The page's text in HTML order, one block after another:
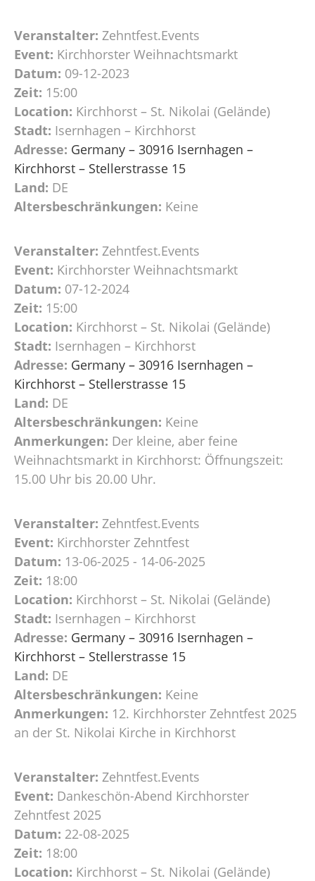
Veranstalter: Zehntfest.Events
Event: Kirchhorster Weihnachtsmarkt
Datum: 09-12-2023
Zeit: 15:00
Location: Kirchhorst – St. Nikolai (Gelände)
Stadt: Isernhagen – Kirchhorst
Adresse: Germany – 30916 Isernhagen –
Kirchhorst – Stellerstrasse 15
Land: DE
Altersbeschränkungen: Keine
Veranstalter: Zehntfest.Events
Event: Kirchhorster Weihnachtsmarkt
Datum: 07-12-2024
Zeit: 15:00
Location: Kirchhorst – St. Nikolai (Gelände)
Stadt: Isernhagen – Kirchhorst
Adresse: Germany – 30916 Isernhagen –
Kirchhorst – Stellerstrasse 15
Land: DE
Altersbeschränkungen: Keine
Anmerkungen: Der kleine, aber feine
Weihnachtsmarkt in Kirchhorst: Öffnungszeit:
15.00 Uhr bis 20.00 Uhr.
Veranstalter: Zehntfest.Events
Event: Kirchhorster Zehntfest
Datum: 13-06-2025 - 14-06-2025
Zeit: 18:00
Location: Kirchhorst – St. Nikolai (Gelände)
Stadt: Isernhagen – Kirchhorst
Adresse: Germany – 30916 Isernhagen –
Kirchhorst – Stellerstrasse 15
Land: DE
Altersbeschränkungen: Keine
Anmerkungen: 12. Kirchhorster Zehntfest 2025
an der St. Nikolai Kirche in Kirchhorst
Veranstalter: Zehntfest.Events
Event: Dankeschön-Abend Kirchhorster
Zehntfest 2025
Datum: 22-08-2025
Zeit: 18:00
Location: Kirchhorst – St. Nikolai (Gelände)